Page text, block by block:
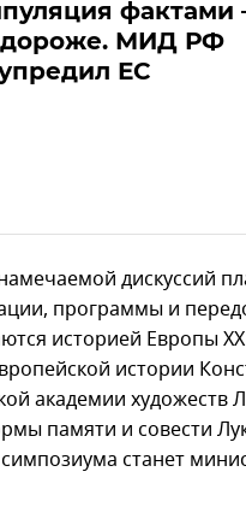
фактами
дороже. МИД РФ
ЕС
дискуссий
программы и
историей Европы
истории
академии художеств
памяти и совести
станет